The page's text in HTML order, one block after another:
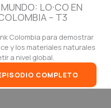
LO·CO EN
– T3
Colombia para demostrar
y los materiales naturales
a nivel global.
COMPLETO